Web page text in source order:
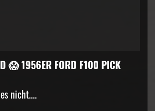
😱 1956ER FORD F100 PICK
nicht....